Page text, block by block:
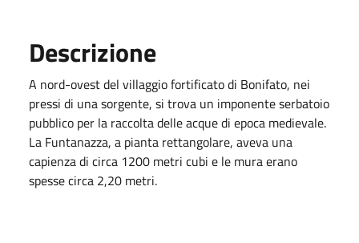
Descrizione
A nord-ovest del villaggio fortificato di Bonifato, nei
pressi di una sorgente, si trova un imponente serbatoio
pubblico per la raccolta delle acque di epoca medievale.
La Funtanazza, a pianta rettangolare, aveva una
capienza di circa 1200 metri cubi e le mura erano
spesse circa 2,20 metri.